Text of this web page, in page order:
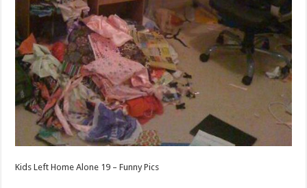
Kids Left Home Alone 19 – Funny Pics